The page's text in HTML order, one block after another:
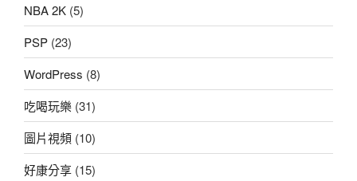
NBA 2K (5)
PSP (23)
WordPress (8)
吃喝玩樂 (31)
圖片視頻 (10)
好康分享 (15)